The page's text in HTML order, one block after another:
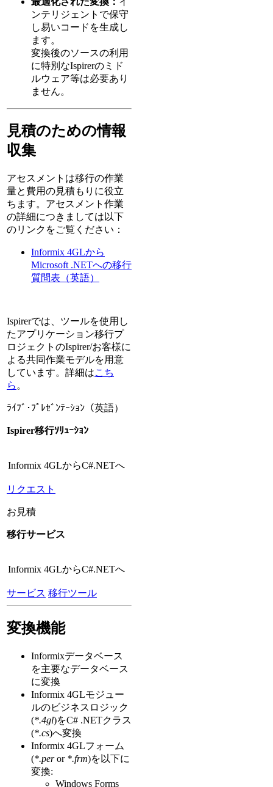
ンテリジェントで保守
し易いコードを生成し
ます。
変換後のソースの利用
に特別なIspirerのミド
ルウェア等は必要あり
ません。
見積のための情報
収集
アセスメントは移行の作業
量と費用の見積もりに役立
ちます。アセスメント作業
の詳細につきましては以下
のリンクをご覧ください：
Informix 4GLから
Microsoft .NETへの移行
質問表（英語）
Ispirerでは、ツールを使用し
たアプリケーション移行プ
ロジェクトのIspirer/お客様に
よる共同作業モデルを用意
しています。詳細はこち
ら 。
ﾗｲﾌﾞ･ﾌﾟﾚｾﾞﾝﾃｰｼｮﾝ（英語）
Ispirer移行ｿﾘｭｰｼｮﾝ
Informix 4GLからC#.NETへ
リクエスト
お見積
移行サービス
Informix 4GLからC#.NETへ
サービス 移行ツール
変換機能
Informixデータベース
を主要なデータベース
に変換
Informix 4GLモジュー
ルのビジネスロジック
(*.4gl)をC# .NETクラス
(*.cs)へ変換
Informix 4GLフォーム
(*.peror *.frm)を以下に
変換:
Windows Forms